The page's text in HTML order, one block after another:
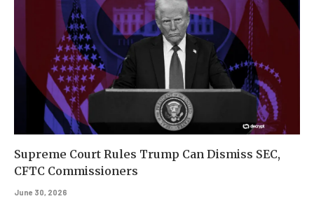
Supreme Court Rules Trump Can Dismiss SEC,
CFTC Commissioners
June 30, 2026